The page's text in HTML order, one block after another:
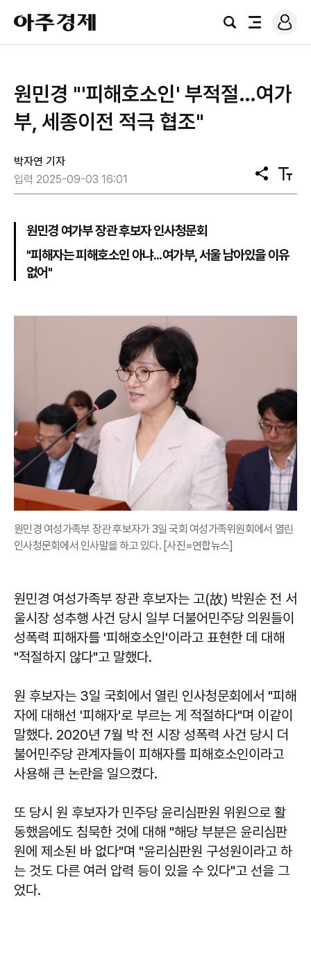
아
주
경
검
전
로
그
원민경 "'피해호소인' 부적절…여가
부, 세종이전 적극 협조"
박자연 기자
입력 2025-09-03 16:01
공
유
텍
스
원민경 여가부 장관 후보자 인사청문회
"피해자는 피해호소인 아냐...여가부, 서울 남아있을 이유
없어"
원민경 여성가족부 장관 후보자가 3일 국회 여성가족위원회에서 열린
인사청문회에서 인사말을 하고 있다. [사진=연합뉴스]
원민경 여성가족부 장관 후보자는 고(故) 박원순 전 서
울시장 성추행 사건 당시 일부 더불어민주당 의원들이
성폭력 피해자를 '피해호소인'이라고 표현한 데 대해
"적절하지 않다"고 말했다.
원 후보자는 3일 국회에서 열린 인사청문회에서 "피해
자에 대해선 '피해자'로 부르는 게 적절하다"며 이같이
말했다. 2020년 7월 박 전 시장 성폭력 사건 당시 더
불어민주당 관계자들이 피해자를 피해호소인이라고
사용해 큰 논란을 일으켰다.
또 당시 원 후보자가 민주당 윤리심판원 위원으로 활
동했음에도 침묵한 것에 대해 "해당 부분은 윤리심판
원에 제소된 바 없다"며 "윤리심판원 구성원이라고 하
는 것도 다른 여러 압력 등이 있을 수 있다"고 선을 그
었다.